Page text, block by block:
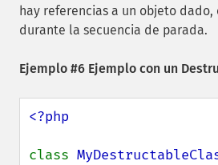
hay referencias a un objeto
durante la secuencia de parada.
Ejemplo #6 Ejemplo con un
<?php
class